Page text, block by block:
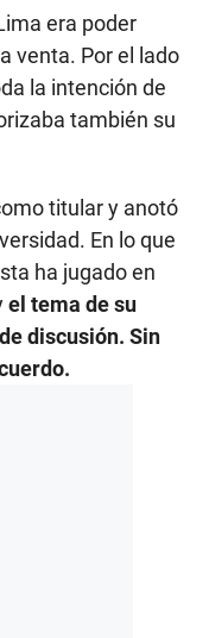
era poder
venta. Por el lado
la intención de
también su
titular y anotó
En lo que
ha jugado en
el tema de su
discusión. Sin